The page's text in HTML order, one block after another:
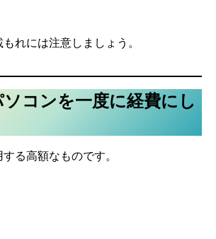
れには注意しましょう。
コンを一度に経費にし
る高額なものです。